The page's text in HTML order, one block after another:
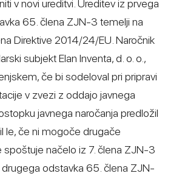
v novi ureditvi. Ureditev iz prvega
65. člena ZJN-3 temelji na
Direktive 2014/24/EU. Naročnik
subjekt Elan Inventa, d. o. o.,
če bi sodeloval pri pripravi
v zvezi z oddajo javnega
javnega naročanja predložil
le, če ni mogoče drugače
spoštuje načelo iz 7. člena ZJN-3
odstavka 65. člena ZJN-